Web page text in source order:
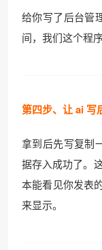
给你写了后台管
间，我们这个程
第四步、让 ai 写
拿到后先写复制
据存入成功了。
本能看见你发表
来显示。